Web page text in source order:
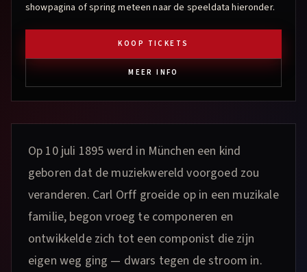
showpagina of spring meteen naar de speeldata hieronder.
KOOP TICKETS
MEER INFO
Op 10 juli 1895 werd in München een kind
geboren dat de muziekwereld voorgoed zou
veranderen. Carl Orff groeide op in een muzikale
familie, begon vroeg te componeren en
ontwikkelde zich tot een componist die zijn
eigen weg ging — dwars tegen de stroom in.